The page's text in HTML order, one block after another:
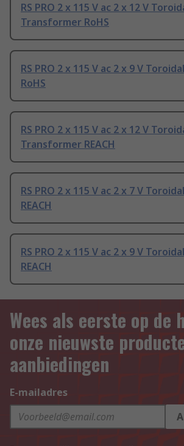
RS PRO 2 x 115 V ac 2 x 12 V
Transformer RoHS
RS PRO 2 x 115 V ac 2 x 9 V
RoHS
RS PRO 2 x 115 V ac 2 x 12 V
Transformer REACH
RS PRO 2 x 115 V ac 2 x 7 V
REACH
RS PRO 2 x 115 V ac 2 x 9 V
REACH
Wees als eerste op de
onze nieuwste
aanbiedingen
E-mailadres